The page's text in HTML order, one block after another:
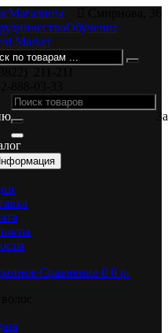
Магазины
Обучение
Сравнение 0 0 p.